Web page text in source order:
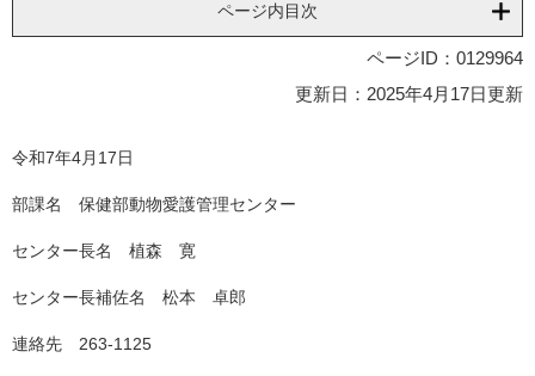
ページ内目次
ページID：0129964
更新日：2025年4月17日更新
令和7年4月17日
部課名 保健部動物愛護管理センター
センター長名 植森 寛
センター長補佐名 松本 卓郎
連絡先 263-1125